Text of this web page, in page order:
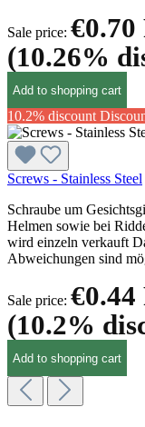
Sale price: €0.70
(10.26%
Add to shopping cart
10.2% discount
Screws - Stainless Steel
Schraube um
Helmen sowie bei
wird einzeln verkauft
Abweichungen sind
Sale price: €0.44
(10.2%
Add to shopping cart